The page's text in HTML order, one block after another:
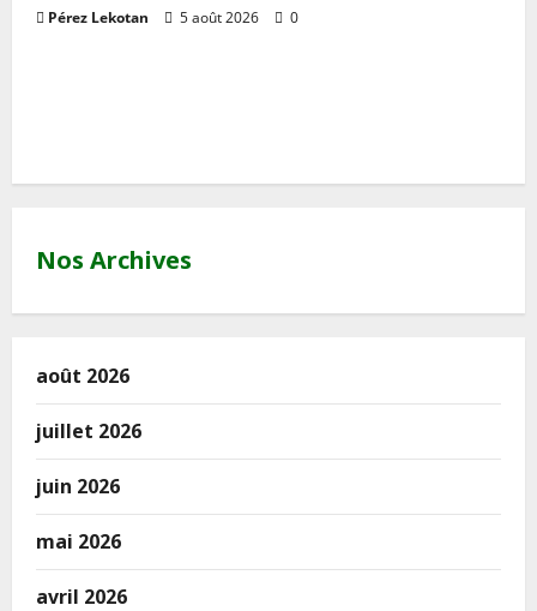
Pérez Lekotan 5 août 2026 0
Nos Archives
août 2026
juillet 2026
juin 2026
mai 2026
avril 2026